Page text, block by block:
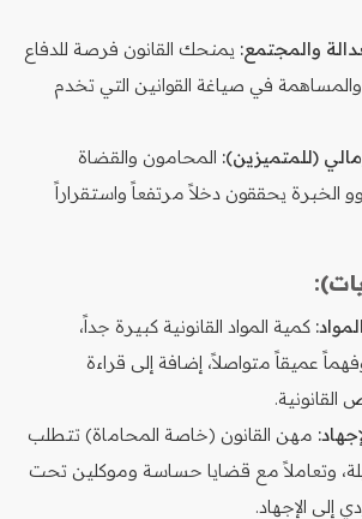
والمجتمع: يمنحك القانون فرصة للدفاع
في صياغة القوانين التي تخدم
(للمتميزين): المحامون والقضاة
الخبرة يحققون دخلاً مرتفعاً واستقراراً
كمية المواد القانونية كبيرة جداً،
عميقاً متواصلاً، إضافة إلى قراءة
مهن القانون (خاصة المحاماة) تتطلب
وتعاملاً مع قضايا حساسة وموكلين تحت
إلى الإجهاد.